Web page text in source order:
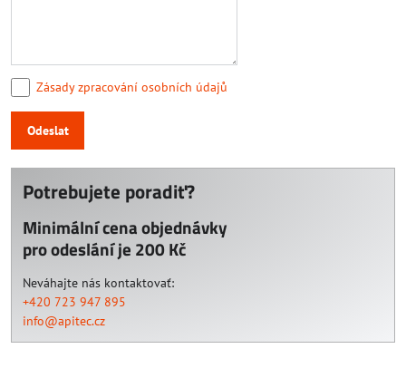
Zásady zpracování osobních údajů
Odeslat
Potrebujete poradiť?
Minimální cena objednávky
pro odeslání je 200 Kč
Neváhajte nás kontaktovať:
+420 723 947 895
info@apitec.cz